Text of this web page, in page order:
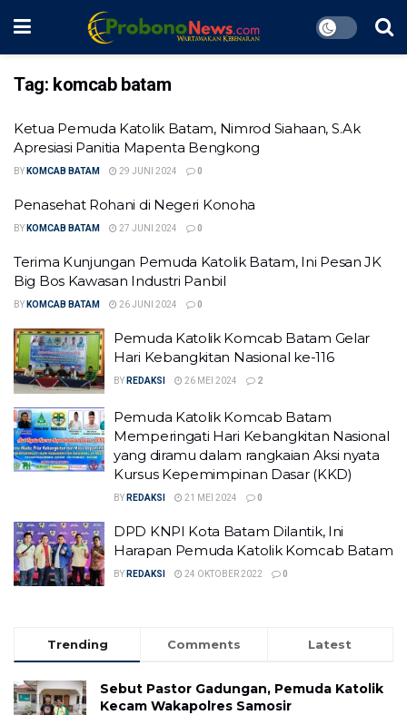
Tag: komcab batam
Ketua Pemuda Katolik Batam, Nimrod Siahaan, S.Ak
Apresiasi Panitia Mapenta Bengkong
BY KOMCAB BATAM 29 JUNI 2024 0
Penasehat Rohani di Negeri Konoha
BY KOMCAB BATAM 27 JUNI 2024 0
Terima Kunjungan Pemuda Katolik Batam, Ini Pesan JK
Big Bos Kawasan Industri Panbil
BY KOMCAB BATAM 26 JUNI 2024 0
Pemuda Katolik Komcab Batam Gelar
Hari Kebangkitan Nasional ke-116
BY REDAKSI 26 MEI 2024 2
Pemuda Katolik Komcab Batam
Memperingati Hari Kebangkitan Nasional
yang diramu dalam rangkaian Aksi nyata
Kursus Kepemimpinan Dasar (KKD)
BY REDAKSI 21 MEI 2024 0
DPD KNPI Kota Batam Dilantik, Ini
Harapan Pemuda Katolik Komcab Batam
BY REDAKSI 24 OKTOBER 2022 0
Trending Comments Latest
Sebut Pastor Gadungan, Pemuda Katolik
Kecam Wakapolres Samosir